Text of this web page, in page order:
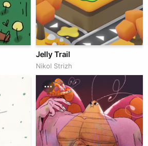
Jelly Trail
Nikol Strizh